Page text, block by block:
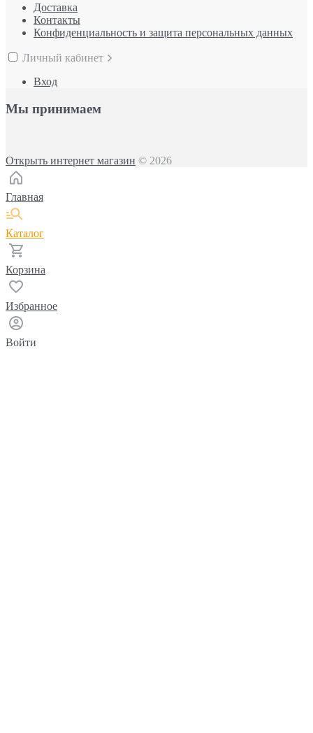
Доставка
Контакты
Конфиденциальность и защита персональных данных
Личный кабинет
Вход
Мы принимаем
Открыть интернет магазин © 2026
Главная
Каталог
Корзина
Избранное
Войти